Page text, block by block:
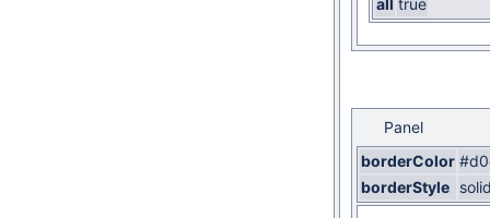
all true
Panel
borderColor
borderStyle